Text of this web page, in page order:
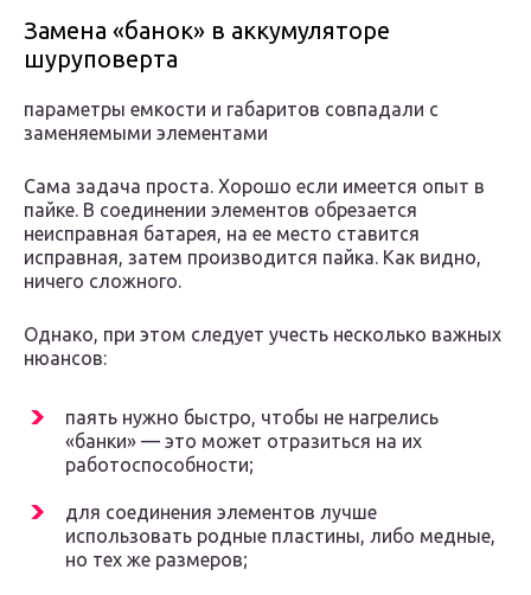
Замена «банок» в аккумуляторе
шуруповерта
параметры емкости и габаритов совпадали с
заменяемыми элементами
Сама задача проста. Хорошо если имеется опыт в
пайке. В соединении элементов обрезается
неисправная батарея, на ее место ставится
исправная, затем производится пайка. Как видно,
ничего сложного.
Однако, при этом следует учесть несколько важных
нюансов:
паять нужно быстро, чтобы не нагрелись
«банки» — это может отразиться на их
работоспособности;
для соединения элементов лучше
использовать родные пластины, либо медные,
но тех же размеров;